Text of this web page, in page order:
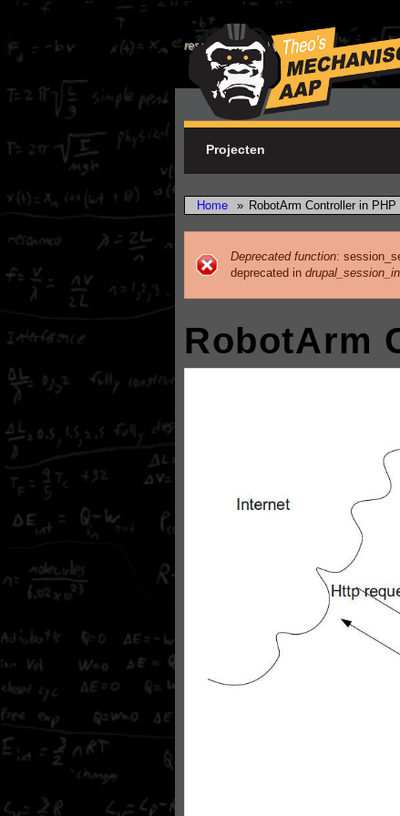
Skip to main content
research & development
Projecten
Home » RobotArm Controller in PHP
Error message
Deprecated function:
deprecated in
RobotArm